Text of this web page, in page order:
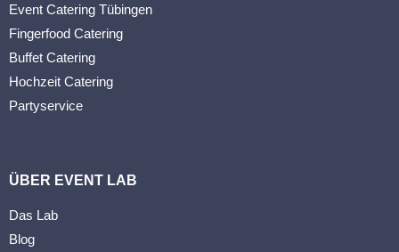
Event Catering Tübingen
Fingerfood Catering
Buffet Catering
Hochzeit Catering
Partyservice
ÜBER EVENT LAB
Das Lab
Blog